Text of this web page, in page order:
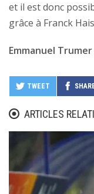
et il est donc
grâce à Franck
Emmanuel Trumer
TWEET
ARTICLES